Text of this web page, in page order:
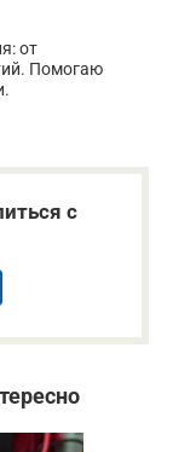
от
Помогаю
с